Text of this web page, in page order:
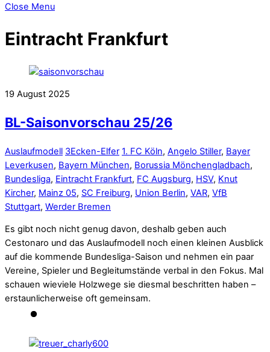
Close Menu
Eintracht Frankfurt
19 August 2025
BL-Saisonvorschau 25/26
Auslaufmodell 3Ecken-Elfer 1. FC Köln, Angelo Stiller, Bayer
Leverkusen, Bayern München, Borussia Mönchengladbach,
Bundesliga, Eintracht Frankfurt, FC Augsburg, HSV, Knut
Kircher, Mainz 05, SC Freiburg, Union Berlin, VAR, VfB
Stuttgart, Werder Bremen
Es gibt noch nicht genug davon, deshalb geben auch
Cestonaro und das Auslaufmodell noch einen kleinen Ausblick
auf die kommende Bundesliga-Saison und nehmen ein paar
Vereine, Spieler und Begleitumstände verbal in den Fokus. Mal
schauen wieviele Holzwege sie diesmal beschritten haben –
erstaunlicherweise oft gemeinsam.